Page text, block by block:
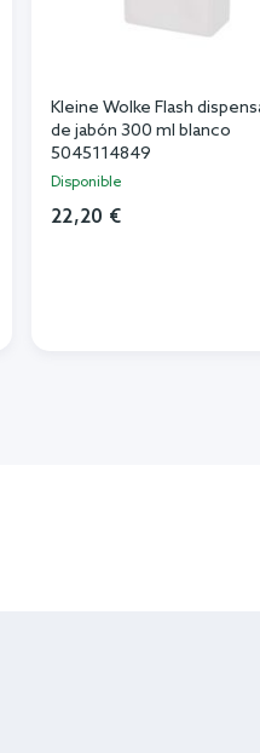
Kleine Wolke Flash
de jabón 300 ml blanco
5045114849
Disponible
22,20 €